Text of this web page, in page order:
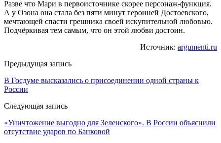
Разве что Мари в первоисточнике скорее персонаж-функция.
А у Озона она стала без пяти минут героиней Достоевского,
мечтающей спасти грешника своей искупительной любовью.
Подчёркивая тем самым, что он этой любви достоин.
Источник: argumenti.ru
Предыдущая запись
В Госдуме высказались о присоединении одной страны к
России
Следующая запись
«Уничтожение выгодно для Зеленского». В России объяснили
отсутствие ударов по Банковой